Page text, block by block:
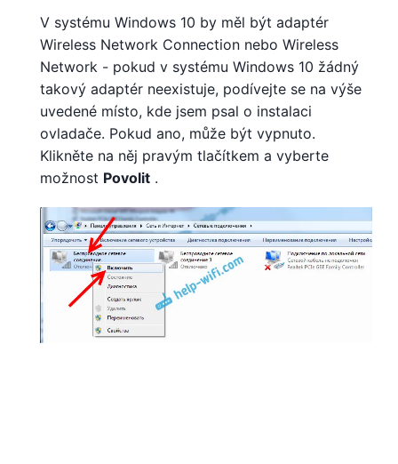
V systému Windows 10 by měl být adaptér
Wireless Network Connection nebo Wireless
Network - pokud v systému Windows 10 žádný
takový adaptér neexistuje, podívejte se na výše
uvedené místo, kde jsem psal o instalaci
ovladače. Pokud ano, může být vypnuto.
Klikněte na něj pravým tlačítkem a vyberte
možnost Povolit .